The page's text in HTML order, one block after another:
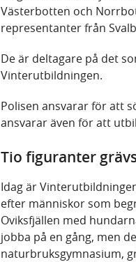
Västerbotten och
representanter från
De är deltagare på det
Vinterutbildningen.
Polisen ansvarar för att
ansvarar även för att
Tio figuranter
Idag är
efter människor som
Oviksfjällen med
jobba på en gång, men
naturbruksgymnasium,